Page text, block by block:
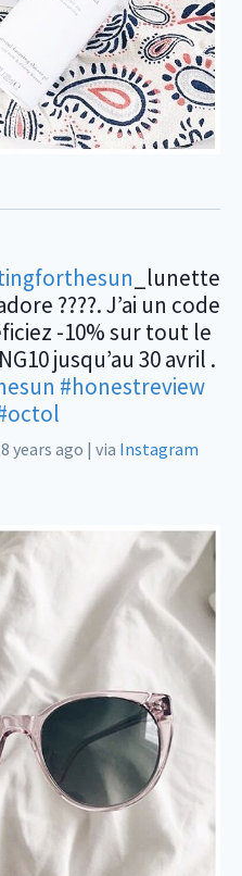
_lunette
????. J’ai un code
-10% sur tout le
jusqu’au 30 avril .
#honestreview
8 years ago | via Instagram